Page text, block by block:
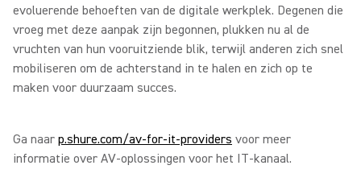
evoluerende behoeften van de digitale werkplek. Degenen die
vroeg met deze aanpak zijn begonnen, plukken nu al de
vruchten van hun vooruitziende blik, terwijl anderen zich snel
mobiliseren om de achterstand in te halen en zich op te
maken voor duurzaam succes.
Ga naar p.shure.com/av-for-it-providers voor meer
informatie over AV-oplossingen voor het IT-kanaal.